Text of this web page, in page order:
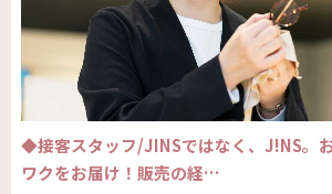
◆接客スタッフ/JINSではなく、J!NS。
ワクをお届け！販売の経…